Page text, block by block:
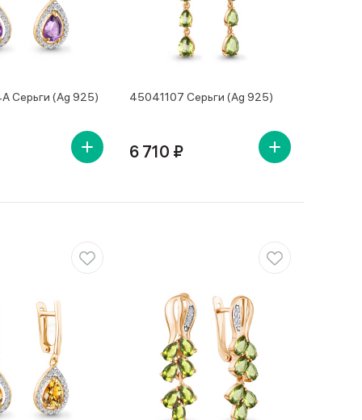
Серьги (Ag 925) 45041107 Серьги (Ag 925)
6 710 ₽